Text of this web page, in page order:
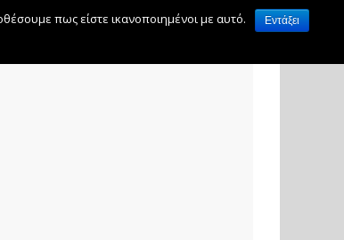
πως είστε ικανοποιημένοι με αυτό.
Εντάξει